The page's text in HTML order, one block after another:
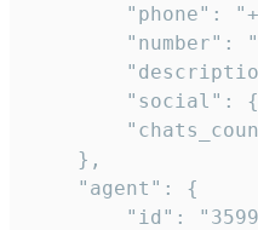
"phone":
"number":
"social":
    },
    "agent": {
"id":